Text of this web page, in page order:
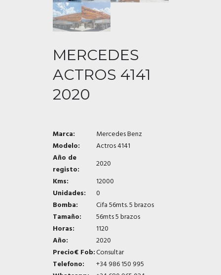
MERCEDES
ACTROS 4141
2020
Marca:
Mercedes Benz
Modelo:
Actros 4141
Año de
registo:
2020
Kms:
12000
Unidades:
0
Bomba:
Cifa 56mts. 5 brazos
Tamaño:
56mts 5 brazos
Horas:
1120
Año:
2020
Precio€ Fob:Consultar
Telefono:
+34 986 150 995